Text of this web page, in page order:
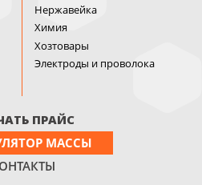
Нержавейка
Химия
Хозтовары
Электроды и проволока
ПРАЙС
МАССЫ